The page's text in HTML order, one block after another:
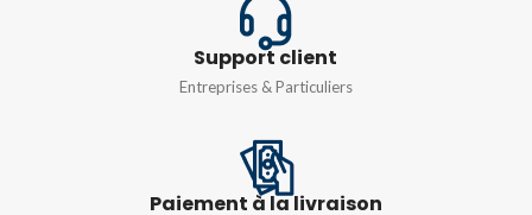
Monophasé 230v
380v
Support client
Entreprises & Particuliers
Paiement à la livraison